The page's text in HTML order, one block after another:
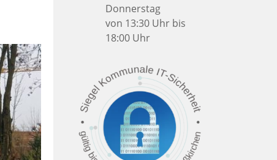
Donnerstag
von 13:30 Uhr bis
18:00 Uhr